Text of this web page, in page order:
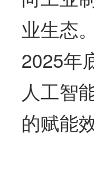
业生态
2025年
人工智
的赋能